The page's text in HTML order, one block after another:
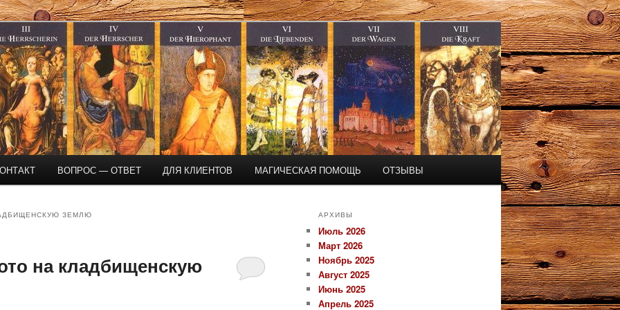
помощь
ВОПРОС — ОТВЕТ ДЛЯ КЛИЕНТОВ МАГИЧЕСКАЯ ПОМОЩЬ ОТЗЫВЫ
ЗЕМЛЮ
на кладбищенскую
АРХИВЫ
Июль 2026
Март 2026
Ноябрь 2025
Август 2025
Июнь 2025
Апрель 2025